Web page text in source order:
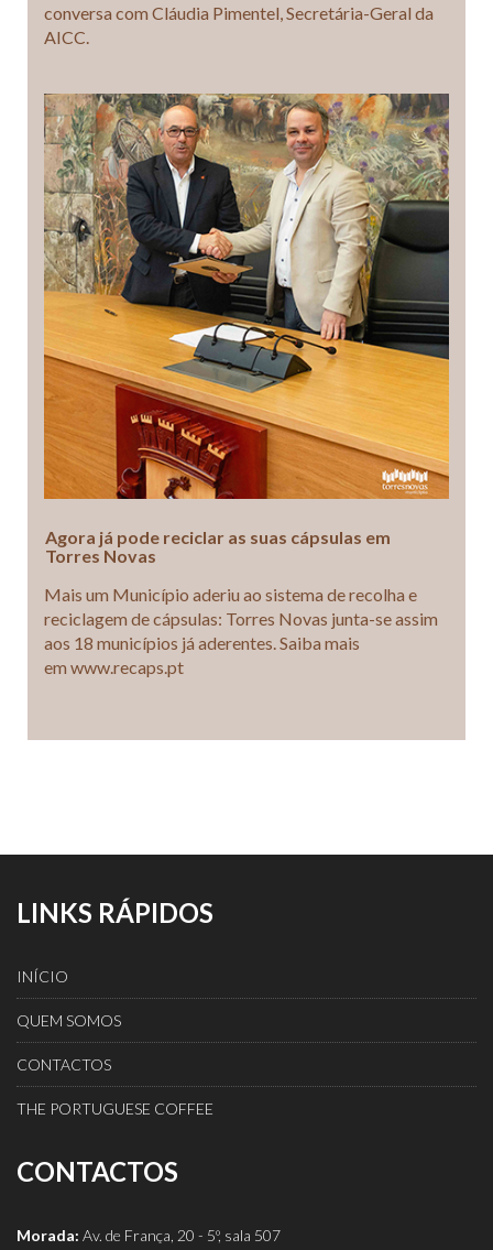
conversa com Cláudia Pimentel, Secretária-Geral da
AICC.
Agora já pode reciclar as suas cápsulas em
Torres Novas
Mais um Município aderiu ao sistema de recolha e
reciclagem de cápsulas: Torres Novas junta-se assim
aos 18 municípios já aderentes. Saiba mais
em www.recaps.pt
LINKS RÁPIDOS
INÍCIO
QUEM SOMOS
CONTACTOS
THE PORTUGUESE COFFEE
CONTACTOS
Morada: Av. de França, 20 - 5º, sala 507